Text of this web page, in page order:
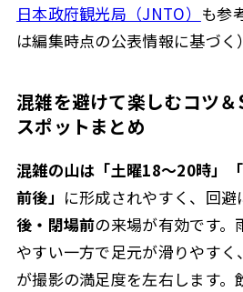
日本政府観光局（JNTO） も参
は編集時点の公表情報に基づく
混雑を避けて楽しむコツ
スポットまとめ
混雑の山は「土曜18～20時」
前後」 に形成されやすく、回避
後・閉場前の来場が有効です。
やすい一方で足元が滑りやすく、
が撮影の満足度を左右します